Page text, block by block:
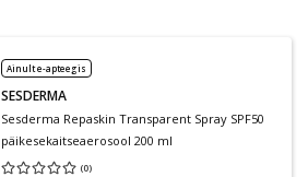
Ainult e-apteegis
SESDERMA
Sesderma Repaskin Transparent Spray SPF50
päikesekaitseaerosool 200 ml
(0)
Keskmine hinnang 0.00